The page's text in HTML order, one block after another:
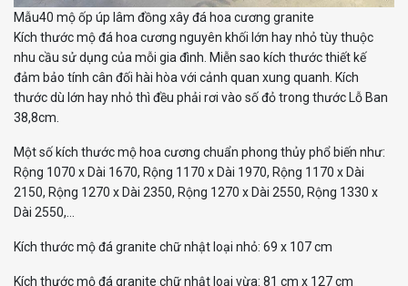
Mẫu40 mộ ốp úp lâm đồng xây đá hoa cương granite
Kích thước mộ đá hoa cương nguyên khối lớn hay nhỏ tùy thuộc
nhu cầu sử dụng của mỗi gia đình. Miễn sao kích thước thiết kế
đảm bảo tính cân đối hài hòa với cảnh quan xung quanh. Kích
thước dù lớn hay nhỏ thì đều phải rơi vào số đỏ trong thước Lỗ Ban
38,8cm.
Một số kích thước mộ hoa cương chuẩn phong thủy phổ biến như:
Rộng 1070 x Dài 1670, Rộng 1170 x Dài 1970, Rộng 1170 x Dài
2150, Rộng 1270 x Dài 2350, Rộng 1270 x Dài 2550, Rộng 1330 x
Dài 2550,…
Kích thước mộ đá granite chữ nhật loại nhỏ: 69 x 107 cm
Kích thước mộ đá granite chữ nhật loại vừa: 81 cm x 127 cm